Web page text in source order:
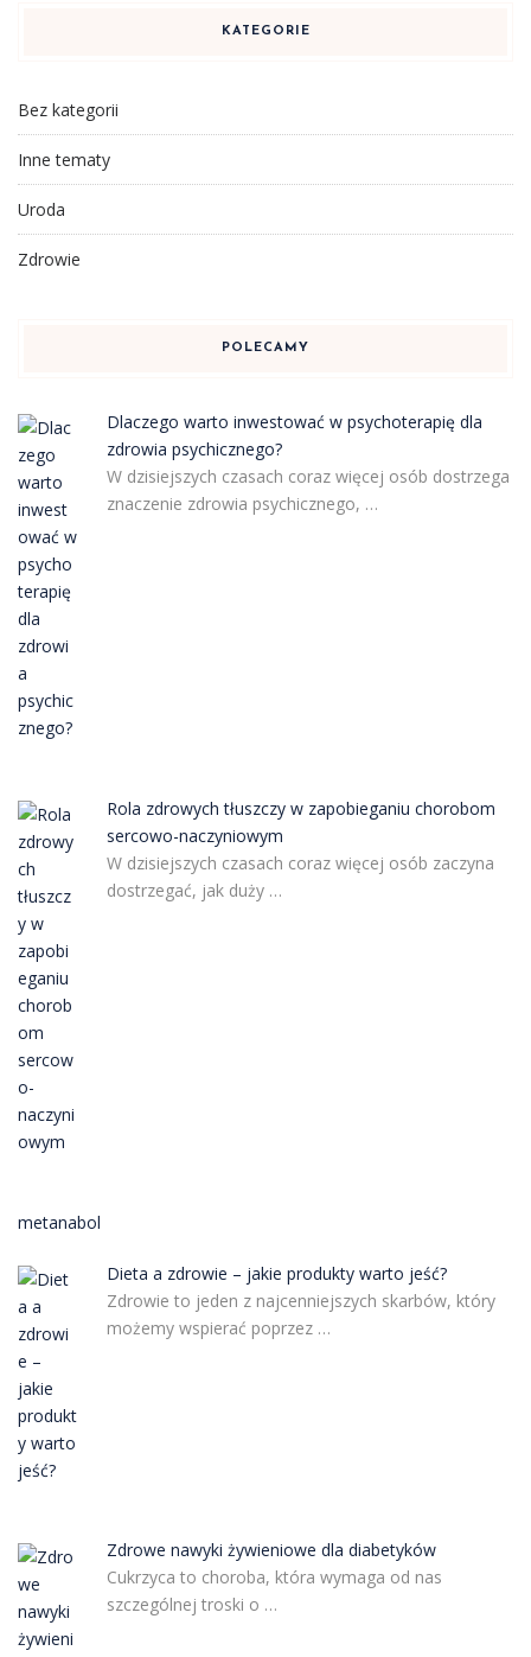
KATEGORIE
Bez kategorii
Inne tematy
Uroda
Zdrowie
POLECAMY
Dlaczego warto inwestować w psychoterapię dla
zdrowia psychicznego?
W dzisiejszych czasach coraz więcej osób dostrzega
znaczenie zdrowia psychicznego, …
Rola zdrowych tłuszczy w zapobieganiu chorobom
sercowo-naczyniowym
W dzisiejszych czasach coraz więcej osób zaczyna
dostrzegać, jak duży …
metanabol
Dieta a zdrowie – jakie produkty warto jeść?
Zdrowie to jeden z najcenniejszych skarbów, który
możemy wspierać poprzez …
Zdrowe nawyki żywieniowe dla diabetyków
Cukrzyca to choroba, która wymaga od nas
szczególnej troski o …